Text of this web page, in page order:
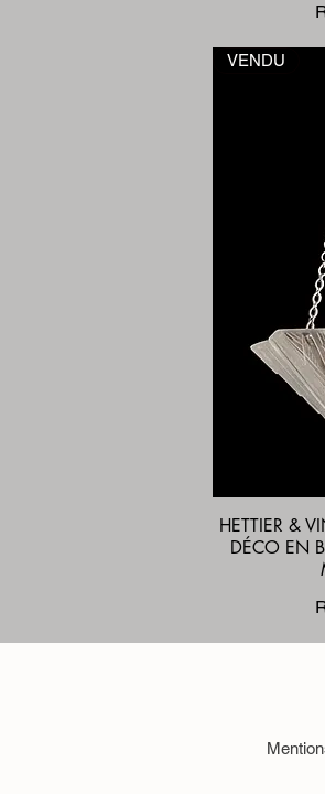
VENDU
HETTIER &
DÉCO EN